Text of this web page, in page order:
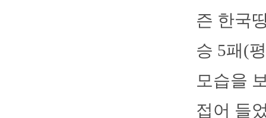
즌 한국
승 5패(
모습을
접어 들